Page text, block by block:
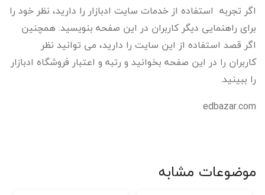
اگر تجربه استفاده از خدمات سایت ادبازار را دارید، نظر خود را
برای راهنمایی دیگر کاربران در این صفحه بنویسید. همچنین
اگر قصد استفاده از این سایت را دارید، می توانید نظر
کاربران را در این صفحه بخوانید و رتبه و اعتبار فروشگاه ادبازار
را ببینید.
edbazar.com
موضوعات مشابه